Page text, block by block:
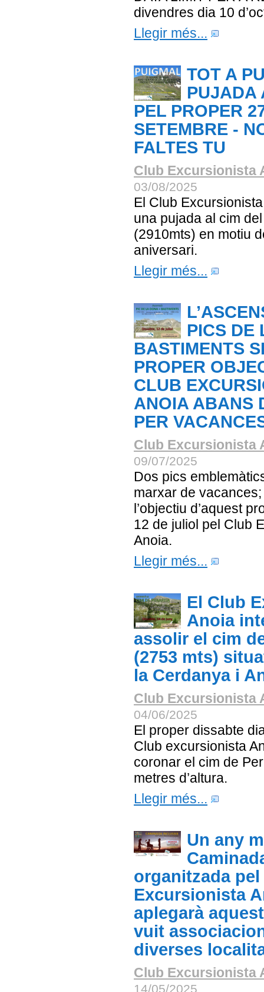
divendres dia 10
Llegir més...
TOT A
PUJADA
PEL PROPER
SETEMBRE -
FALTES TU
Club Excursionista
03/08/2025
El Club
una pujada al cim
(2910mts) en motiu
aniversari.
Llegir més...
PICS DE
BASTIMENTS
PROPER
CLUB
ANOIA ABANS
PER
Club Excursionista
09/07/2025
Dos pics
marxar de
l’objectiu d’aquest
12 de juliol pel Club
Anoia.
Llegir més...
El Club
Anoia
assolir el cim
(2753 mts)
la Cerdanya i
Club Excursionista
04/06/2025
El proper dissabte
Club excursionista
coronar el cim de
metres d’altura.
Llegir més...
Un any
organitzada
Excursionista
aplegarà
vuit
diverses
Club Excursionista
14/05/2025